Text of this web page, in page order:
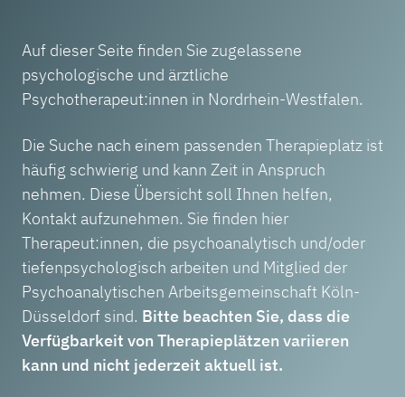
Auf dieser Seite finden Sie zugelassene
psychologische und ärztliche
Psychotherapeut:innen in Nordrhein-Westfalen.
Die Suche nach einem passenden Therapieplatz ist
häufig schwierig und kann Zeit in Anspruch
nehmen. Diese Übersicht soll Ihnen helfen,
Kontakt aufzunehmen. Sie finden hier
Therapeut:innen, die psychoanalytisch und/oder
tiefenpsychologisch arbeiten und Mitglied der
Psychoanalytischen Arbeitsgemeinschaft Köln-
Düsseldorf sind. Bitte beachten Sie, dass die
Verfügbarkeit von Therapieplätzen variieren
kann und nicht jederzeit aktuell ist.